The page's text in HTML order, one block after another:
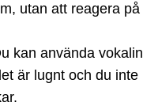
utan att reagera
kan använda
är lugnt och du